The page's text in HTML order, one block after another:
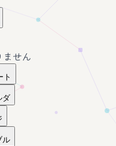
せん
ト
ダ
ル